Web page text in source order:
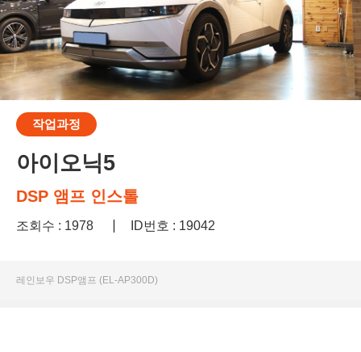
작업과정
아이오닉5
DSP 앰프 인스톨
조회수 : 1978 ID번호 : 19042
레인보우 DSP앰프 (EL-AP300D)